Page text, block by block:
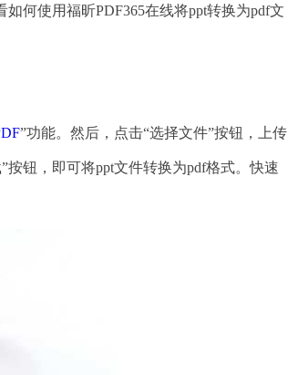
何使用福昕PDF365在线将ppt转换为pdf文
”功能。然后，点击“选择文件”按钮，上传
钮，即可将ppt文件转换为pdf格式。快速